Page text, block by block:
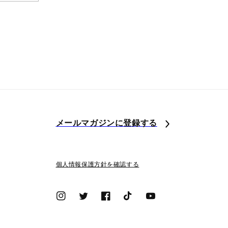
メールマガジンに登録する
個人情報保護方針を確認する
InstagramTwitterFacebook
TikTok YouTube